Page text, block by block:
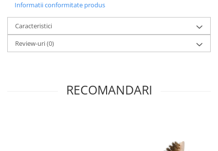
Informatii conformitate produs
Caracteristici
Review-uri(0)
RECOMANDARI